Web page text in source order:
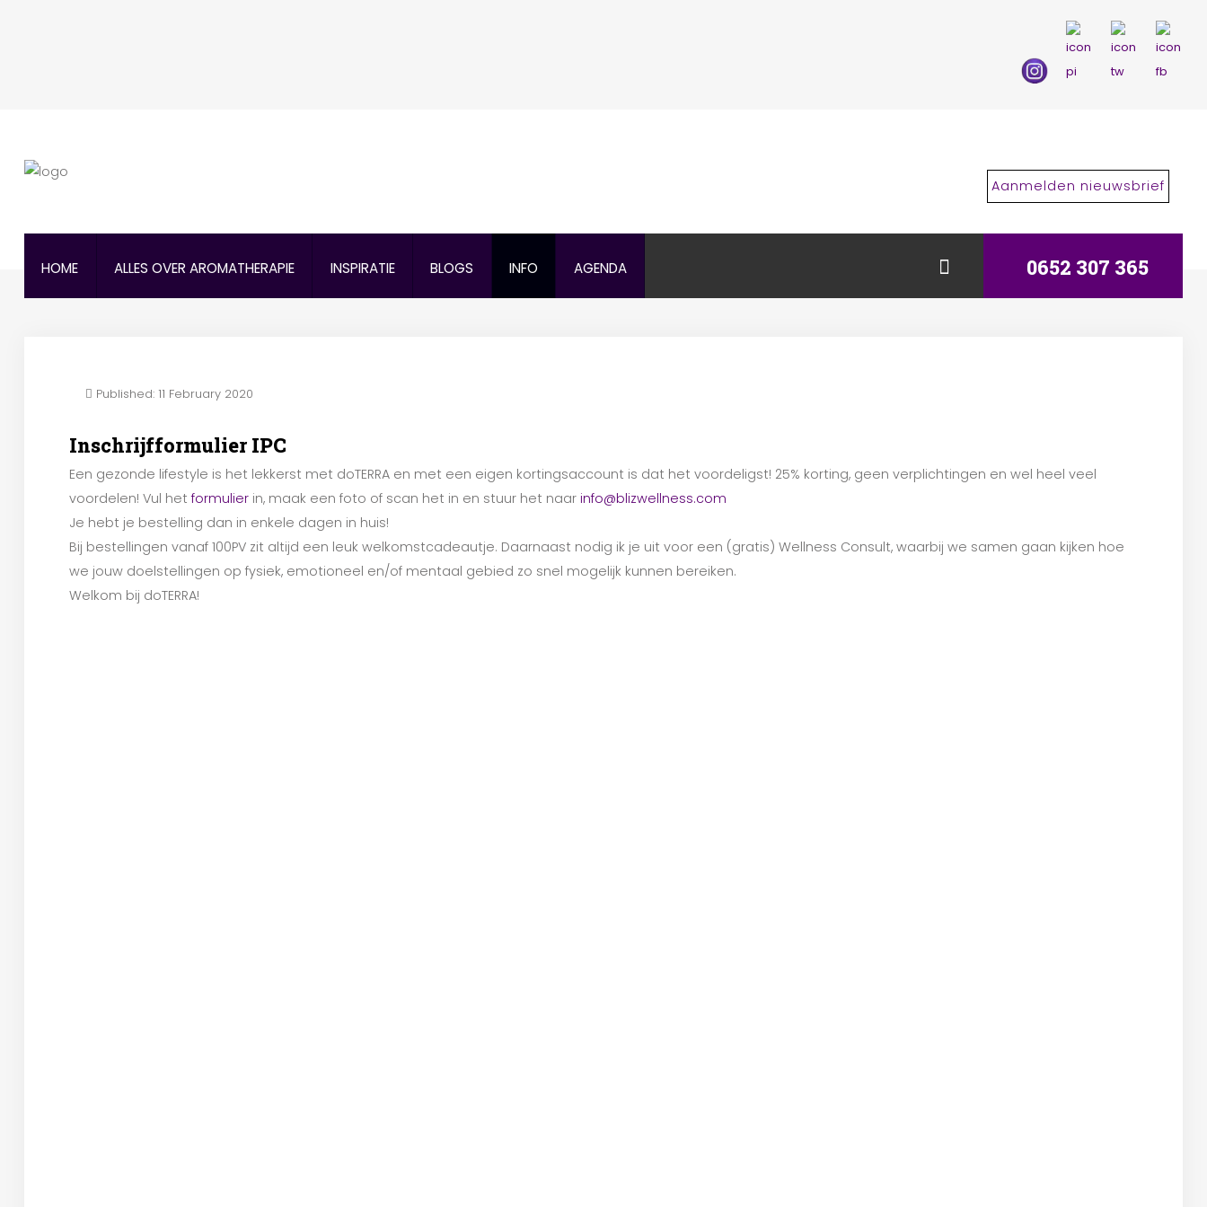
Aanmelden nieuwsbrief
HOME ALLES OVER AROMATHERAPIE INSPIRATIE BLOGS INFO AGENDA 0652 307 365
Published: 11 February 2020
Inschrijfformulier IPC
Een gezonde lifestyle is het lekkerst met doTERRA en met een eigen kortingsaccount is dat het voordeligst! 25% korting, geen verplichtingen en wel heel veel
voordelen! Vul hetformulierin, maak een foto of scan het in en stuur het naar info@blizwellness.com
Je hebt je bestelling dan in enkele dagen in huis!
Bij bestellingen vanaf 100PV zit altijd een leuk welkomstcadeautje. Daarnaast nodig ik je uit voor een (gratis) Wellness Consult, waarbij we samen gaan kijken hoe
we jouw doelstellingen op fysiek, emotioneel en/of mentaal gebied zo snel mogelijk kunnen bereiken.
Welkom bij doTERRA!